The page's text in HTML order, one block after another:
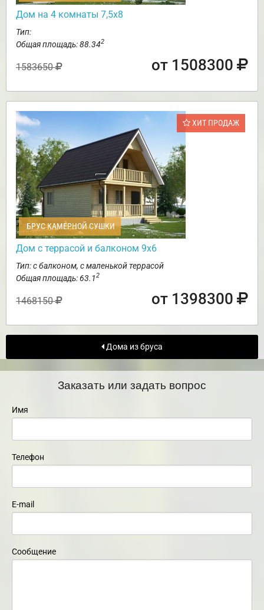
Дом на 4 комнаты 7,5х8
Тип:
Общая площадь: 88.342
1583650 от 1508300
ХИТ ПРОДАЖ
БРУС КАМЕРНОЙ СУШКИ
Дом с террасой и балконом 9х6
Тип: с балконом, с маленькой террасой
Общая площадь: 63.12
1468150 от 1398300
Дома из бруса
Заказать или задать вопрос
Имя
Телефон
E-mail
Сообщение